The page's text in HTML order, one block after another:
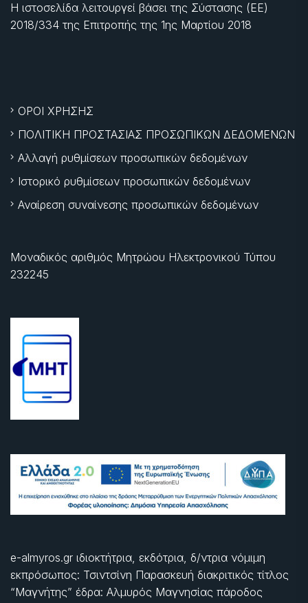
Η ιστοσελίδα λειτουργεί βάσει της Σύστασης (ΕΕ)
2018/334 της Επιτροπής της 1ης Μαρτίου 2018
ΟΡΟΙ ΧΡΗΣΗΣ
ΠΟΛΙΤΙΚΗ ΠΡΟΣΤΑΣΙΑΣ ΠΡΟΣΩΠΙΚΩΝ ΔΕΔΟΜΕΝΩΝ
Αλλαγή ρυθμίσεων προσωπικών δεδομένων
Ιστορικό ρυθμίσεων προσωπικών δεδομένων
Αναίρεση συναίνεσης προσωπικών δεδομένων
Μοναδικός αριθμός Μητρώου Ηλεκτρονικού Τύπου
232245
e-almyros.gr ιδιοκτήτρια, εκδότρια, δ/ντρια νόμιμη
εκπρόσωπος: Τσιντσίνη Παρασκευή διακριτικός τίτλος
“Μαγνήτης” έδρα: Αλμυρός Μαγνησίας πάροδος